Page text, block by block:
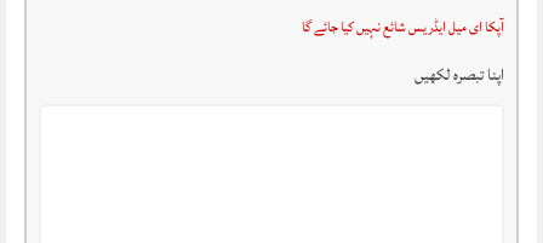
آپکا ای میل ایڈریس شائع نہیں کیا جائے گا
اپنا تبصرہ لکھیں